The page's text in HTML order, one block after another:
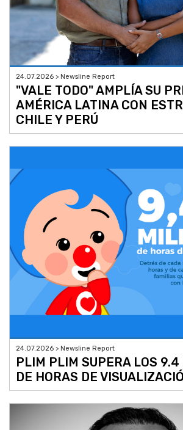
24.07.2026 > Newsline Report
"VALE TODO" AMPLÍA SU
AMÉRICA LATINA CON
CHILE Y PERÚ
24.07.2026 > Newsline Report
PLIM PLIM SUPERA LOS 9.4
DE HORAS DE